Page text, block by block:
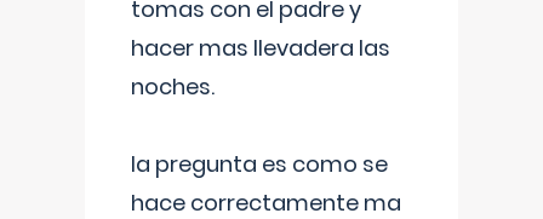
tomas con el padre y
hacer mas llevadera las
noches.
la pregunta es como se
hace correctamente ma